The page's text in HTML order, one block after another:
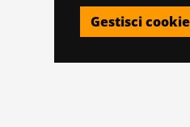
Gestisci cookie